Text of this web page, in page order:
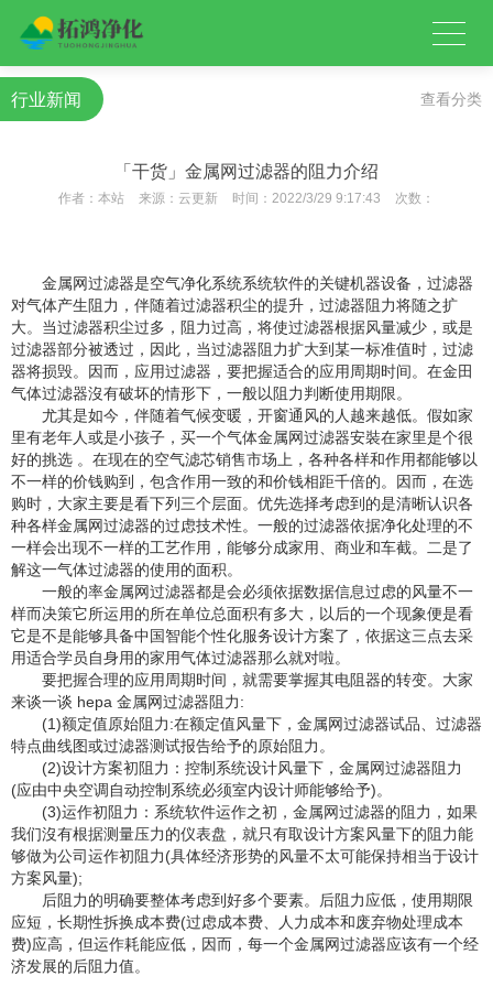
行业新闻 查看分类
「干货」金属网过滤器的阻力介绍
作者： 本站 来源： 云更新 时间： 2022/3/29 9:17:43 次数：
金属网过滤器是空气净化系统系统软件的关键机器设备，过滤器
对气体产生阻力，伴随着过滤器积尘的提升，过滤器阻力将随之扩
大。当过滤器积尘过多，阻力过高，将使过滤器根据风量减少，或是
过滤器部分被透过，因此，当过滤器阻力扩大到某一标准值时，过滤
器将损毁。因而，应用过滤器，要把握适合的应用周期时间。在金田
气体过滤器沒有破坏的情形下，一般以阻力判断使用期限。
尤其是如今，伴随着气候变暖，开窗通风的人越来越低。假如家
里有老年人或是小孩子，买一个气体金属网过滤器安裝在家里是个很
好的挑选 。在现在的空气滤芯销售市场上，各种各样和作用都能够以
不一样的价钱购到，包含作用一致的和价钱相距千倍的。因而，在选
购时，大家主要是看下列三个层面。优先选择考虑到的是清晰认识各
种各样金属网过滤器的过虑技术性。一般的过滤器依据净化处理的不
一样会出现不一样的工艺作用，能够分成家用、商业和车截。二是了
解这一气体过滤器的使用的面积。
一般的率金属网过滤器都是会必须依据数据信息过虑的风量不一
样而决策它所运用的所在单位总面积有多大，以后的一个现象便是看
它是不是能够具备中国智能个性化服务设计方案了，依据这三点去采
用适合学员自身用的家用气体过滤器那么就对啦。
要把握合理的应用周期时间，就需要掌握其电阻器的转变。大家
来谈一谈 hepa 金属网过滤器阻力:
(1)额定值原始阻力:在额定值风量下，金属网过滤器试品、过滤器
特点曲线图或过滤器测试报告给予的原始阻力。
(2)设计方案初阻力：控制系统设计风量下，金属网过滤器阻力
(应由中央空调自动控制系统必须室内设计师能够给予)。
(3)运作初阻力：系统软件运作之初，金属网过滤器的阻力，如果
我们沒有根据测量压力的仪表盘，就只有取设计方案风量下的阻力能
够做为公司运作初阻力(具体经济形势的风量不太可能保持相当于设计
方案风量);
后阻力的明确要整体考虑到好多个要素。后阻力应低，使用期限
应短，长期性拆换成本费(过虑成本费、人力成本和废弃物处理成本
费)应高，但运作耗能应低，因而，每一个金属网过滤器应该有一个经
济发展的后阻力值。